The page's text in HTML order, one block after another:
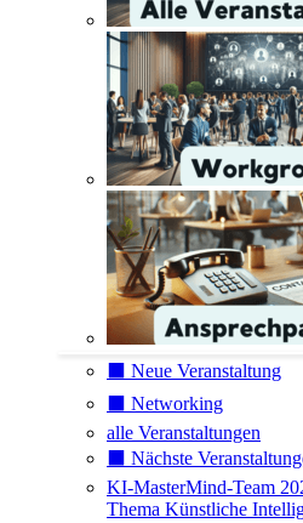
⬛️ Neue Veranstaltung
⬛️ Networking
alle Veranstaltungen
⬛️ Nächste
KI-MasterMind-Team
Thema Künstliche